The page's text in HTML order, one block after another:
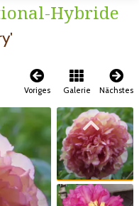
Hybride
Voriges Galerie Nächstes
Zum vorigen Bild